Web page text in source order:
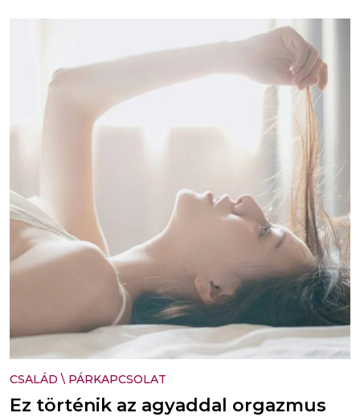
CSALÁD \ PÁRKAPCSOLAT
Ez történik az agyaddal orgazmus